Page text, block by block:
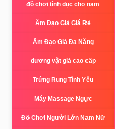
đồ chơi tình dục cho nam
Âm Đạo Giả Giá Rẻ
Âm Đạo Giả Đa Năng
dương vật giả cao cấp
Trứng Rung Tình Yêu
Máy Massage Ngực
Đồ Chơi Người Lớn Nam Nữ